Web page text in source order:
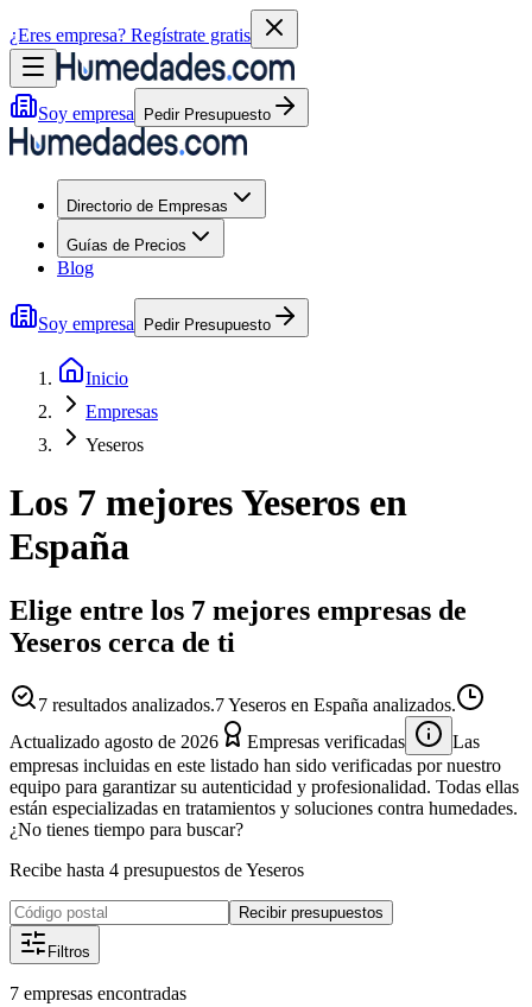
¿Eres empresa? Regístrate gratis
Soy empresa Pedir Presupuesto
Directorio de Empresas
Guías de Precios
Blog
Soy empresa Pedir Presupuesto
Inicio
Empresas
Yeseros
Los 7 mejoresYeseros en
España
Elige entre los 7 mejores empresas de
Yeseros cerca de ti
7 resultados analizados.7 Yeseros en España analizados.
Actualizado agosto de 2026 Empresas verificadas
Las
empresas incluidas en este listado han sido verificadas por nuestro
equipo para garantizar su autenticidad y profesionalidad. Todas ellas
están especializadas en tratamientos y soluciones contra humedades.
¿No tienes tiempo para buscar?
Recibe hasta 4 presupuestos de Yeseros
Recibir presupuestos
Filtros
7 empresas encontradas